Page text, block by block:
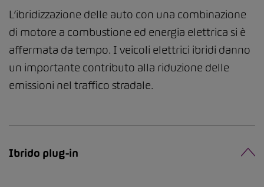
L’ibridizzazione delle auto con una combinazione
di motore a combustione ed energia elettrica si è
affermata da tempo. I veicoli elettrici ibridi danno
un importante contributo alla riduzione delle
emissioni nel traffico stradale.
Ibrido plug-in